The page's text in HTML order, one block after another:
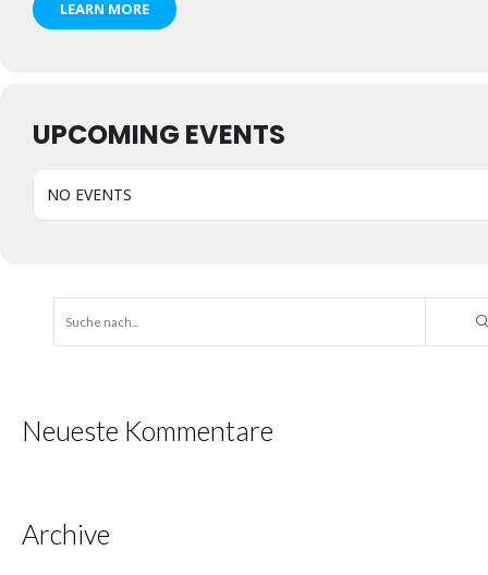
LEARN MORE
UPCOMING EVENTS
NO EVENTS
Neueste Kommentare
Archive